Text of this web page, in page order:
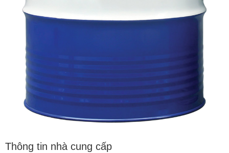
Thông tin nhà cung cấp